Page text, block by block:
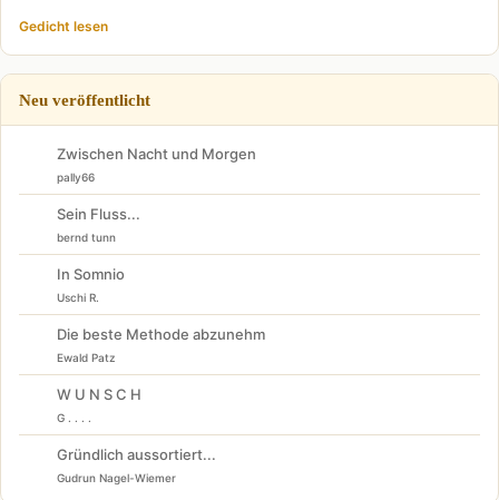
Gedicht lesen
Neu veröffentlicht
Zwischen Nacht und Morgen
pally66
Sein Fluss...
bernd tunn
In Somnio
Uschi R.
Die beste Methode abzunehm
Ewald Patz
W U N S C H
G . . . .
Gründlich aussortiert...
Gudrun Nagel-Wiemer